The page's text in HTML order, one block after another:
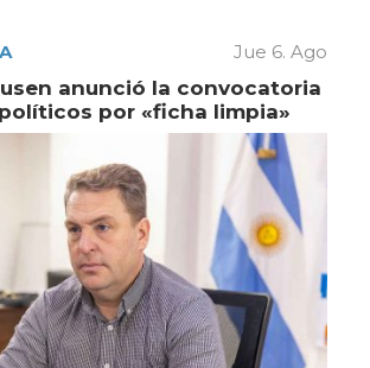
Jue 6. Ago
anunció la convocatoria
por «ficha limpia»